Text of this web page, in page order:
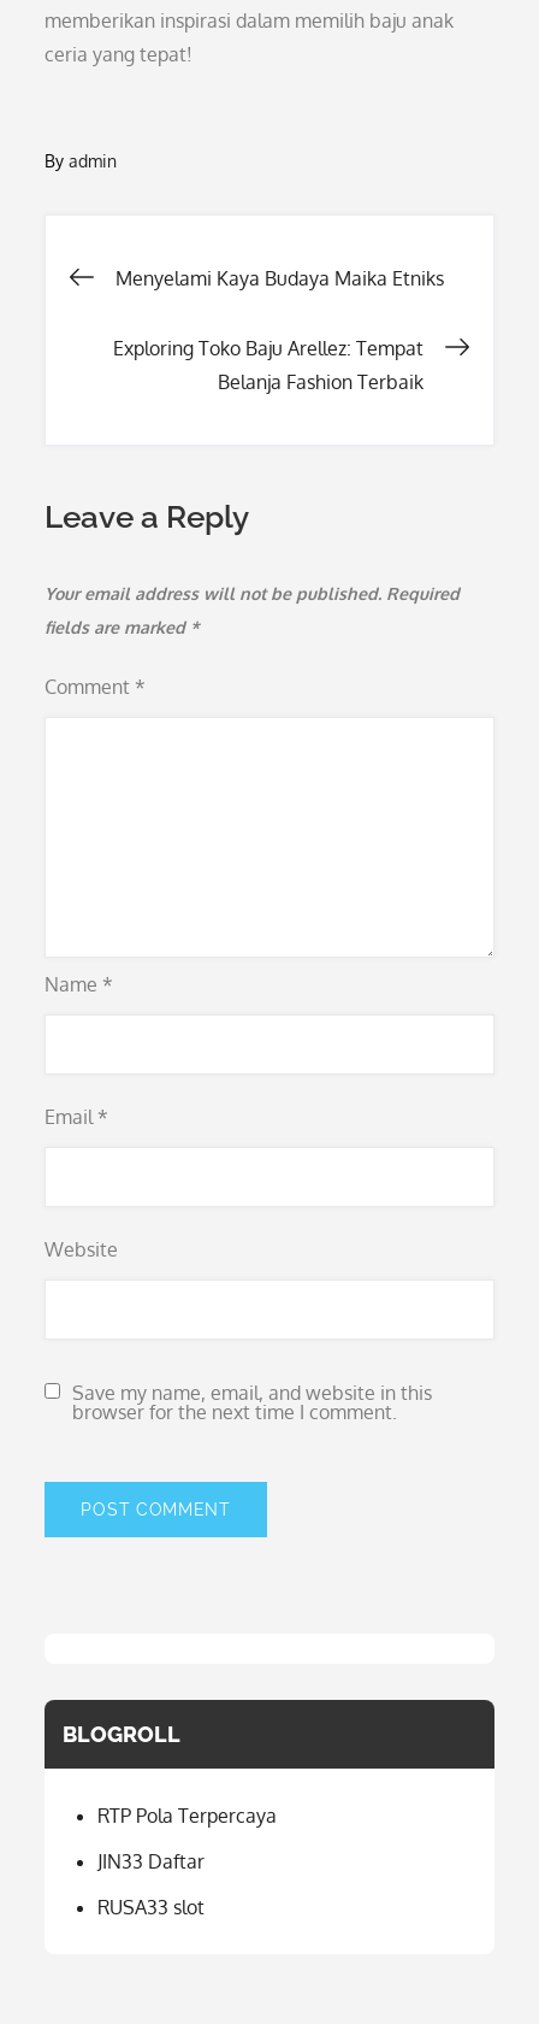
memberikan inspirasi dalam memilih baju anak
ceria yang tepat!
Byadmin
Post
navigation
Menyelami Kaya Budaya Maika Etniks
Exploring Toko Baju Arellez: Tempat
Belanja Fashion Terbaik
Leave a Reply
Your email address will not be published. Required
fields are marked *
Comment *
Name *
Email *
Website
Save my name, email, and website in this
browser for the next time I comment.
BLOGROLL
RTP Pola Terpercaya
JIN33 Daftar
RUSA33 slot